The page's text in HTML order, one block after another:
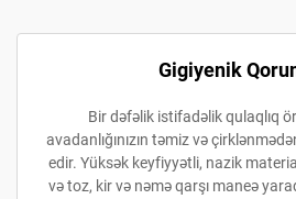
Gigiyenik
Bir dəfəlik istifadəlik qulaqlıq
avadanlığınızın təmiz və
edir. Yüksək keyfiyyətli, nazik
və toz, kir və nəmə qarşı maneə